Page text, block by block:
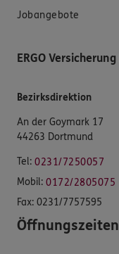
Jobangebote
ERGO
Bezirksdirektion
An der Goymark 17
44263 Dortmund
Tel: 0231/7250057
Mobil: 0172/2805075
Fax: 0231/7757595
Öffnungszeiten